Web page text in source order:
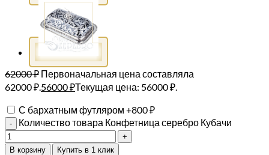
62000₽ Первоначальная цена составляла
62000 ₽.56000₽Текущая цена: 56000 ₽.
С бархатным футляром +800₽
Количество товара Конфетница серебро Кубачи
В корзину Купить в 1 клик